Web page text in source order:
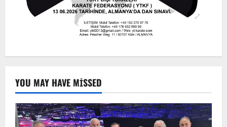
YOU MAY HAVE MISSED